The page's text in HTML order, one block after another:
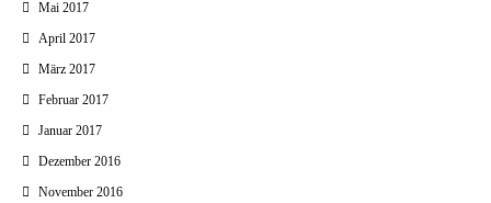
Mai 2017
April 2017
März 2017
Februar 2017
Januar 2017
Dezember 2016
November 2016